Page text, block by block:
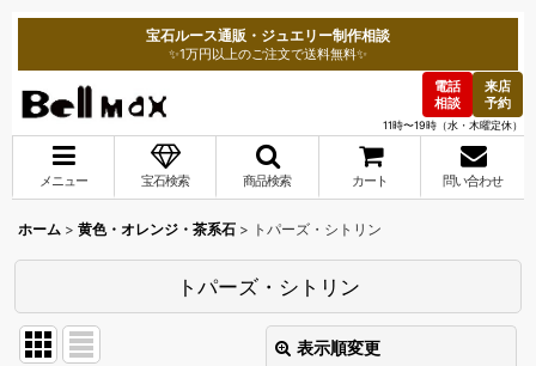
宝石ルース通販・ジュエリー制作相談
✨1万円以上のご注文で送料無料✨
電話
相談
来店
予約
11時〜19時（水・木曜定休）
メニュー 宝石検索 商品検索 カート 問い合わせ
ホーム > 黄色・オレンジ・茶系石 > トパーズ・シトリン
トパーズ・シトリン
表示順変更